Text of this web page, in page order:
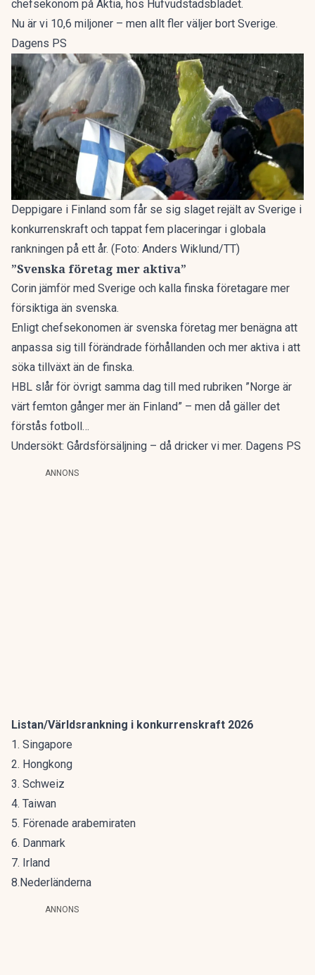
chefsekonom på Aktia, hos Hufvudstadsbladet.
Nu är vi 10,6 miljoner – men allt fler väljer bort Sverige.
Dagens PS
Deppigare i Finland som får se sig slaget rejält av Sverige i
konkurrenskraft och tappat fem placeringar i globala
rankningen på ett år. (Foto: Anders Wiklund/TT)
”Svenska företag mer aktiva”
Corin jämför med Sverige och kalla finska företagare mer
försiktiga än svenska.
Enligt chefsekonomen är svenska företag mer benägna att
anpassa sig till förändrade förhållanden och mer aktiva i att
söka tillväxt än de finska.
HBL slår för övrigt samma dag till med rubriken ”Norge är
värt femton gånger mer än Finland” – men då gäller det
förstås fotboll…
Undersökt: Gårdsförsäljning – då dricker vi mer. Dagens PS
ANNONS
Listan/Världsrankning i konkurrenskraft 2026
1. Singapore
2. Hongkong
3. Schweiz
4. Taiwan
5. Förenade arabemiraten
6. Danmark
7. Irland
8.Nederländerna
ANNONS